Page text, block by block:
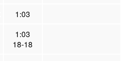
1:03
1:03
18-18